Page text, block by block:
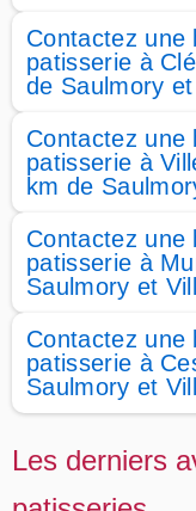
Contactez une
patisserie à
de Saulmory
Contactez une
patisserie à
km de
Contactez une
patisserie à
Saulmory et
Contactez une
patisserie à
Saulmory et
Les derniers